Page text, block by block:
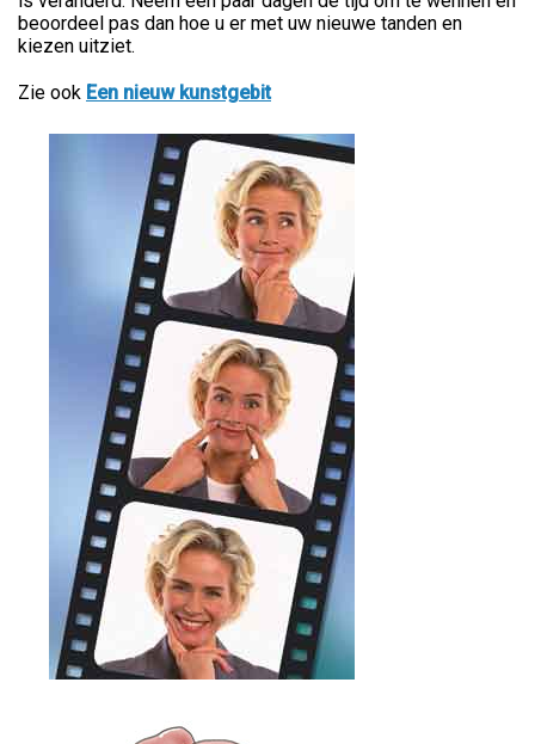
beoordeel pas dan hoe u er met uw nieuwe tanden en
kiezen uitziet.
Zie ook Een nieuw kunstgebit